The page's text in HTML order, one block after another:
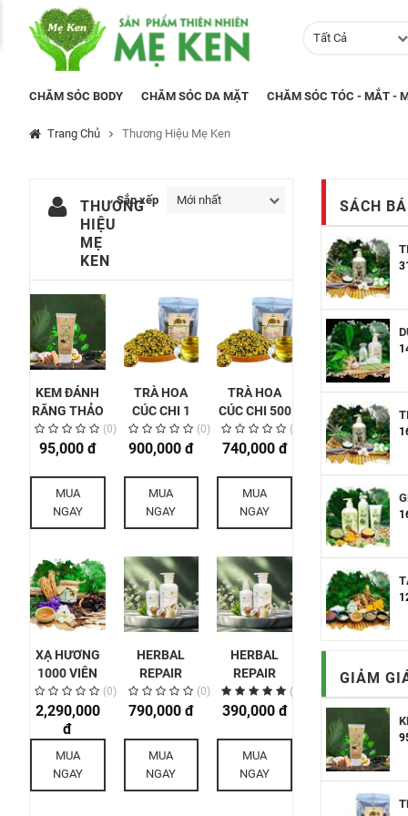
Tất Cả
CHĂM SÓC BODY CHĂM SÓC DA MẶT CHĂM SÓC TÓC - MẮT -
Trang Chủ Thương Hiệu Mẹ Ken
SÁCH
GIẢM
THƯƠNG
HIỆU
MẸ
KEN
Sắp xếp Mới nhất
KEM ĐÁNH
RĂNG THẢO
MỘC
(0)
95,000 đ
MUA
NGAY
TRÀ HOA
CÚC CHI 1
KG
(0)
900,000 đ
MUA
NGAY
TRÀ HOA
CÚC CHI 500
GR
(0)
740,000 đ
MUA
NGAY
XẠ HƯƠNG
1000 VIÊN
(0)
2,290,000
đ
MUA
NGAY
HERBAL
REPAIR
CREAM
(KEM PHỤC
500ML
(0)
790,000 đ
MUA
NGAY
HERBAL
REPAIR
CREAM
(KEM PHỤC
200ML
(1)
390,000 đ
MUA
NGAY